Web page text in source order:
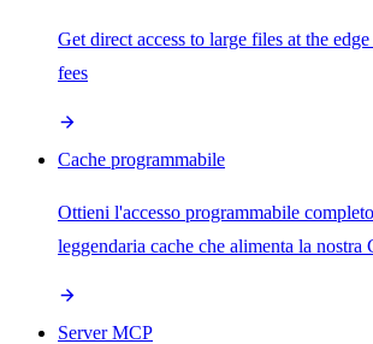
Get direct access to large files at the
fees
Cache programmabile
Ottieni l'accesso programmabile
leggendaria cache che alimenta la nostra
Server MCP